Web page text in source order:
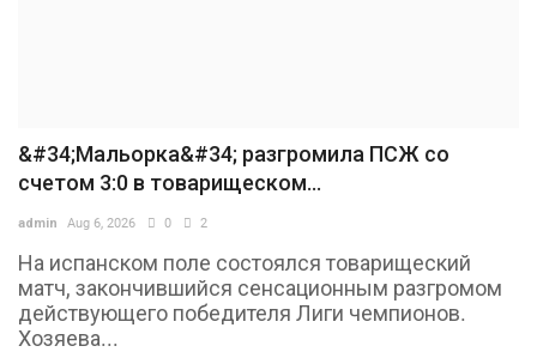
&#34;Мальорка&#34; разгромила ПСЖ со
счетом 3:0 в товарищеском...
admin Aug 6, 2026 0 2
На испанском поле состоялся товарищеский
матч, закончившийся сенсационным разгромом
действующего победителя Лиги чемпионов.
Хозяева...